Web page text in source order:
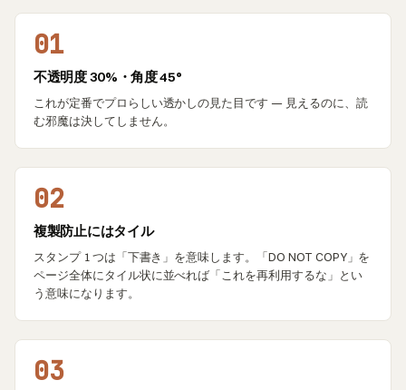
01
不透明度 30%・角度 45°
これが定番でプロらしい透かしの見た目です — 見えるのに、読
む邪魔は決してしません。
02
複製防止にはタイル
スタンプ 1 つは「下書き」を意味します。「DO NOT COPY」を
ページ全体にタイル状に並べれば「これを再利用するな」とい
う意味になります。
03